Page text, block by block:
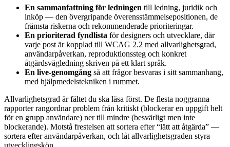
En sammanfattning för ledningen till ledning, juridik och
inköp — den övergripande överensstämmelsepositionen, de
främsta riskerna och rekommenderade prioriteringar.
En prioriterad fyndlista för designers och utvecklare, där
varje post är kopplad till WCAG 2.2 med allvarlighetsgrad,
användarpåverkan, reproduktionssteg och konkret
åtgärdsvägledning skriven på ett klart språk.
En live-genomgång så att frågor besvaras i sitt sammanhang,
med hjälpmedelstekniken i rummet.
Allvarlighetsgrad är fältet du ska läsa först. De flesta noggranna
rapporter rangordnar problem från kritiskt (blockerar en uppgift helt
för en grupp användare) ner till mindre (besvärligt men inte
blockerande). Motstå frestelsen att sortera efter “lätt att åtgärda” —
sortera efter användarpåverkan, och låt allvarlighetsgraden styra